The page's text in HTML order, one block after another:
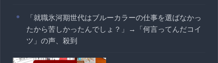
「就職氷河期世代はブルーカラーの仕事を選ばなかっ
たから苦しかったんでしょ？」→「何言ってんだコイ
ツ」の声、殺到